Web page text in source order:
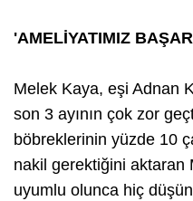
'AMELİYATIMIZ
Melek Kaya, eşi Adnan
son 3 ayının çok zor
böbreklerinin yüzde 10
nakil gerektiğini aktaran
uyumlu olunca hiç